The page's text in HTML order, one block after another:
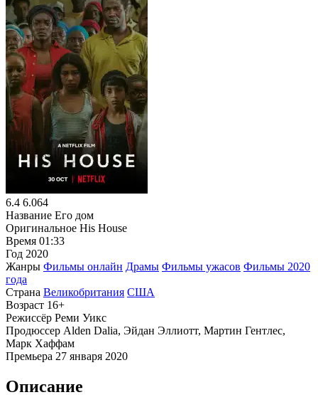
6.4 6.064
Название Его дом
Оригинальное His House
Время 01:33
Год 2020
Жанры Фильмы онлайн Драмы Фильмы ужасов Фильмы 2020
года
Страна Великобритания США
Возраст 16+
Режиссёр Реми Уикс
Продюссер Alden Dalia, Эйдан Эллиотт, Мартин Гентлес,
Марк Хаффам
Премьера 27 января 2020
Описание